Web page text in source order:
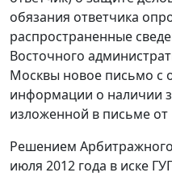
обязания ответчика
распространенные
Восточного
Москвы новое письмо с
информации о наличии
изложенной в письме от
Решением
июля 2012 года в иске